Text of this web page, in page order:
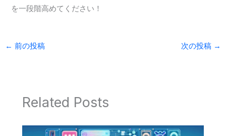
を一段階高めてください！
← 前の投稿 次の投稿 →
Related Posts